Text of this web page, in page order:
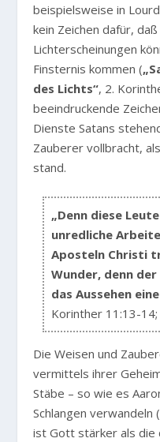
beispielsweise in
kein Zeichen dafür,
Lichterscheinungen
Finsternis kommen (
des Lichts“, 2.
beeindruckende
Dienste Satans
Zauberer vollbracht,
stand.
„Denn diese
unredliche
Aposteln Christi
Wunder, denn
das Aussehen
Korinther 11:13-
Die Weisen und
vermittels ihrer
Stäbe – so wie es
Schlangen verwandeln
ist Gott stärker als die